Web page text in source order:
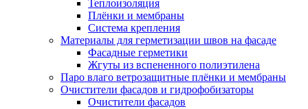
Теплоизоляция
Плёнки и мембраны
Система крепления
Материалы для герметизации швов на фасаде
Фасадные герметики
Жгуты из вспененного полиэтилена
Паро влаго ветрозащитные плёнки и мембраны
Очистители фасадов и гидрофобизаторы
Очистители фасадов